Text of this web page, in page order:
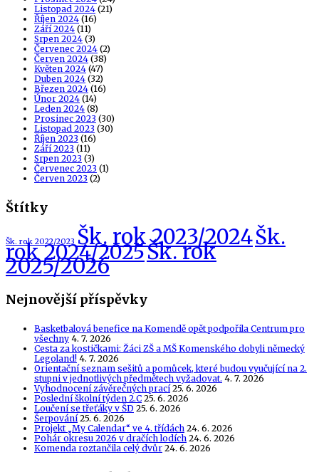
Listopad 2024 (21)
Říjen 2024 (16)
Září 2024 (11)
Srpen 2024 (3)
Červenec 2024 (2)
Červen 2024 (38)
Květen 2024 (47)
Duben 2024 (32)
Březen 2024 (16)
Únor 2024 (14)
Leden 2024 (8)
Prosinec 2023 (30)
Listopad 2023 (30)
Říjen 2023 (16)
Září 2023 (11)
Srpen 2023 (3)
Červenec 2023 (1)
Červen 2023 (2)
Štítky
Šk. rok 2022/2023 Šk. rok 2023/2024Šk.
rok 2024/2025Šk. rok
2025/2026
Nejnovější příspěvky
Basketbalová benefice na Komendě opět podpořila Centrum pro
všechny 4. 7. 2026
Cesta za kostičkami: Žáci ZŠ a MŠ Komenského dobyli německý
Legoland! 4. 7. 2026
Orientační seznam sešitů a pomůcek, které budou vyučující na 2.
stupni v jednotlivých předmětech vyžadovat. 4. 7. 2026
Vyhodnocení závěrečných prací 25. 6. 2026
Poslední školní týden 2.C 25. 6. 2026
Loučení se třeťáky v ŠD 25. 6. 2026
Šerpování 25. 6. 2026
Projekt „My Calendar“ ve 4. třídách 24. 6. 2026
Pohár okresu 2026 v dračích lodích 24. 6. 2026
Komenda roztančila celý dvůr 24. 6. 2026